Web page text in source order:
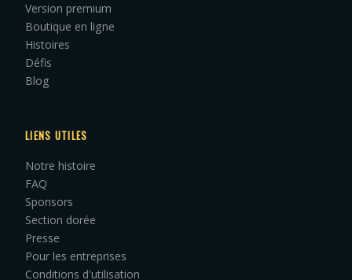
Version premium
Boutique en ligne
Histoires
Défis
Blog
LIENS UTILES
Notre histoire
FAQ
Sponsors
Section dorée
Presse
Pour les entreprises
Conditions d'utilisation